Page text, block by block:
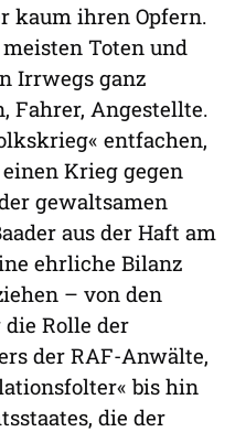
kaum ihren Opfern.
Toten und
Irrwegs ganz
Fahrer, Angestellte.
entfachen,
Krieg gegen
gewaltsamen
aus der Haft am
ehrliche Bilanz
– von den
Rolle der
der RAF-Anwälte,
bis hin
die der